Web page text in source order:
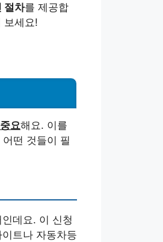
절차를 제공합
보세요!
요해요. 이를
떤 것들이 필
데요. 이 신청
트나 자동차등